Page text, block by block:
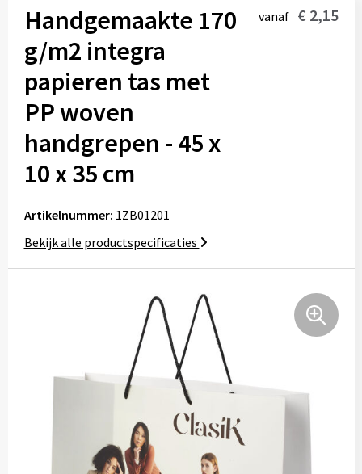
Jassen
Hemden
Badtextiel & douche
High-Vis
Kids & Baby's
Petten
Handschoenen en sjaals
Katoenen draagtassen
Boodschappentassen
Waterflesjes
Schrijf & papierwaren
Notaboekje
Handgemaakte 170
g/m2 integra
papieren tas met
PP woven
handgrepen - 45 x
10 x 35 cm
vanaf € 2,15
Artikelnummer: 1ZB01201
Bekijk alle productspecificaties